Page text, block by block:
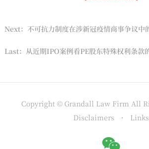
Next：不可抗力制度在涉新冠疫情商事争议中
Last：从近期IPO案例看PE股东特殊权利条款
Copyright © Grandall Law Firm All
Disclaimers
Links